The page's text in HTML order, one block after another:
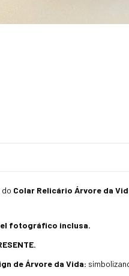
do Colar Relicário Árvore da
fotográfico inclusa.
de Árvore da Vida: